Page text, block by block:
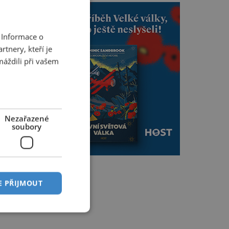
o
kteří je
při vašem
Nezařazené
soubory
PŘIJMOUT